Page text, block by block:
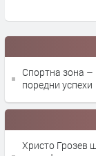
Спортна зона
поредни успехи
Христо Грозев